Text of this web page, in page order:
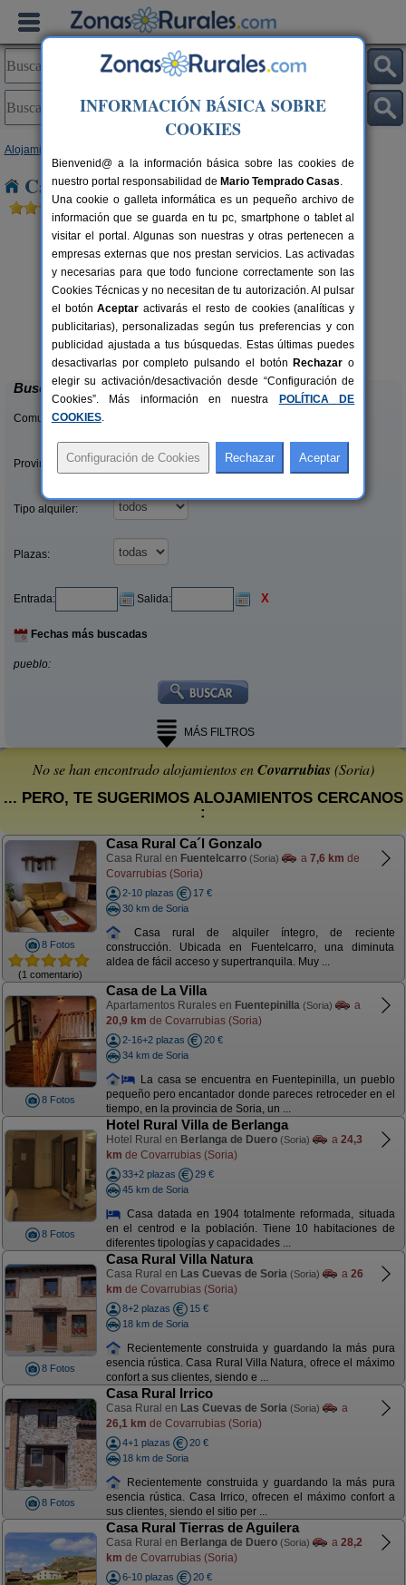
Alojamientos
Casas Rurales cerca de Covarrubias
2+1 pers.
desde75 €
La Galiana Loft Nature
Casarejos (Soria)
Buscar
Comunidades:
Provincias/Islas:
Tipo alquiler:
Plazas:
Entrada: Salida: X
Fechas más buscadas
pueblo:
MÁS FILTROS
No se han encontrado alojamientos enCovarrubias(Soria)
... PERO, TE SUGERIMOS ALOJAMIENTOS CERCANOS
:
8 Fotos
(1 comentario)
Casa Rural Ca´l Gonzalo
Casa Rural en Fuentelcarro (Soria) a 7,6 km de
Covarrubias (Soria)
2-10 plazas
17 €
30 km de Soria
Casa rural de alquiler íntegro, de reciente
construcción. Ubicada en Fuentelcarro, una diminuta
aldea de fácil acceso y supertranquila. Muy ...
8 Fotos
Casa de La Villa
Apartamentos Rurales en Fuentepinilla (Soria)
a
20,9 km de Covarrubias (Soria)
2-16+2 plazas
20 €
34 km de Soria
La casa se encuentra en Fuentepinilla, un pueblo
pequeño pero encantador donde pareces retroceder en el
tiempo, en la provincia de Soria, un ...
8 Fotos
Hotel Rural Villa de Berlanga
Hotel Rural en Berlanga de Duero (Soria) a 24,3
km de Covarrubias (Soria)
33+2 plazas
29 €
45 km de Soria
Casa datada en 1904 totalmente reformada, situada
en el centrod e la población. Tiene 10 habitaciones de
diferentes tipologías y capacidades ...
8 Fotos
Casa Rural Villa Natura
Casa Rural en Las Cuevas de Soria (Soria) a 26
km de Covarrubias (Soria)
8+2 plazas
15 €
18 km de Soria
Recientemente construida y guardando la más pura
esencia rústica. Casa Rural Villa Natura, ofrece el máximo
confort a sus clientes, siendo e ...
8 Fotos
Casa Rural Irrico
Casa Rural en Las Cuevas de Soria (Soria)
a
26,1 km de Covarrubias (Soria)
4+1 plazas
20 €
18 km de Soria
Recientemente construida y guardando la más pura
esencia rústica. Casa Irrico, ofrecen el máximo confort a
sus clientes, siendo el sitio per ...
Casa Rural Tierras de Aguilera
Casa Rural en Berlanga de Duero (Soria) a 28,2
km de Covarrubias (Soria)
6-10 plazas
20 €
INFORMACIÓN BÁSICA SOBRE
COOKIES
Bienvenid@ a la información básica sobre las cookies de
nuestro portal responsabilidad de Mario Temprado Casas.
Una cookie o galleta informática es un pequeño archivo de
información que se guarda en tu pc, smartphone o tablet al
visitar el portal. Algunas son nuestras y otras pertenecen a
empresas externas que nos prestan servicios. Las activadas
y necesarias para que todo funcione correctamente son las
Cookies Técnicas y no necesitan de tu autorización. Al pulsar
el botónAceptar activarás el resto de cookies (analíticas y
publicitarias), personalizadas según tus preferencias y con
publicidad ajustada a tus búsquedas. Estas últimas puedes
desactivarlas por completo pulsando el botón Rechazar o
elegir su activación/desactivación desde “Configuración de
Cookies”. Más información en nuestra
POLÍTICA DE
COOKIES.